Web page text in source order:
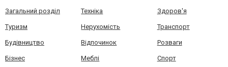
Загальний розділ Техніка Здоров'я
Туризм Нерухомість Транспорт
Будівництво Відпочинок Розваги
Бізнес Меблі Спорт